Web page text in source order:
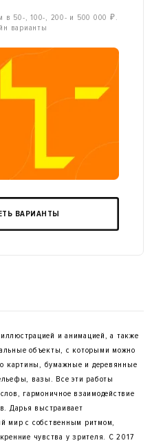
в 50-, 100-, 200- и 500 000 ₽.
варианты
ВАРИАНТЫ
и анимацией, а также
объекты, с которыми можно
картины, бумажные и деревянные
вазы. Все эти работы
гармоничное взаимодействие
Дарья выстраивает
мир с собственным ритмом,
чувства у зрителя. C 2017